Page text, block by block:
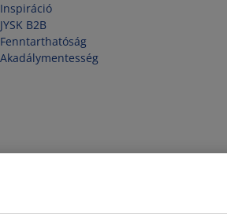
Inspiráció
JYSK B2B
Fenntarthatóság
Akadálymentesség